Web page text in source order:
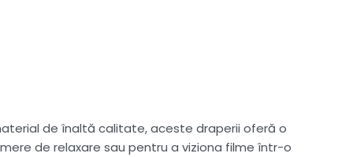
de înaltă calitate, aceste draperii oferă o
de relaxare sau pentru a viziona filme într-o